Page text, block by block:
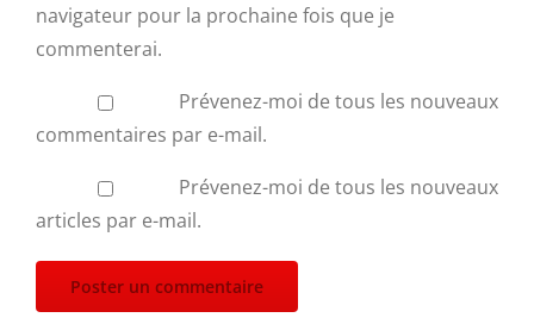
navigateur pour la prochaine fois que je
commenterai.
Prévenez-moi de tous les nouveaux
commentaires par e-mail.
Prévenez-moi de tous les nouveaux
articles par e-mail.